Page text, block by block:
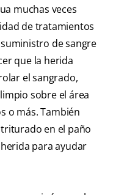
muchas veces
de tratamientos
de sangre
que la herida
el sangrado,
sobre el área
o más. También
en el paño
para ayudar